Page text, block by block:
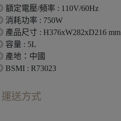
額定電壓/頻率 : 110V/60Hz
消耗功率 : 750W
產品尺寸 : H376xW282xD216 mm
容量 : 5L
產地：中國
BSMI : R73023
運送方式